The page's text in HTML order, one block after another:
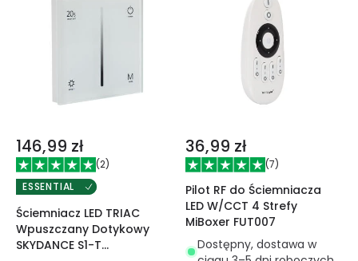
146,99 zł
(2)
ESSENTIAL
Ściemniacz LED TRIAC
Wpuszczany Dotykowy
SKYDANCE S1-T
36,99 zł
(7)
Pilot RF do Ściemniacza
LED W/CCT 4 Strefy
MiBoxer FUT007
Dostępny, dostawa w